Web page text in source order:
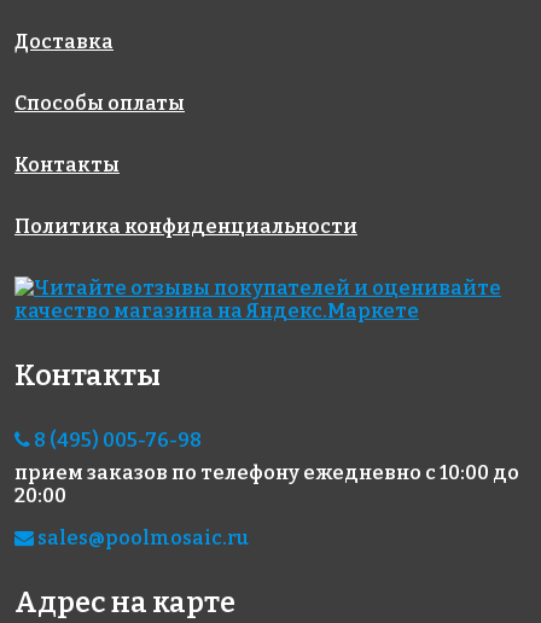
Доставка
Способы оплаты
Контакты
Политика конфиденциальности
Контакты
8 (495) 005-76-98
прием заказов по телефону ежедневно с 10:00 до
20:00
sales@poolmosaic.ru
Адрес на карте